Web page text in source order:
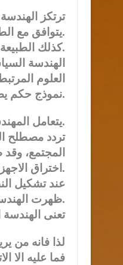
ترتكز
يتوافق مع الطبيعة العالمية والنمطية لحقوق الانسان.
كذلك الطبيعة التشاركية للسياسة بشكل يخلق معها توافق عالمي على المستويات القيمية والمؤسساتية.
الهندسة
العلوم
نموذج حكم يصلح لكل المجتمعات مهما اختلفت تنمويا، قيميا، تاريخيا، او اجتماعيا.
يتعامل المهندسون مع مشاكل المادة، لكن المهندسين الاجتماعيين يتعاملون مع مشاكل الانسان.
تردد مصطلح
المجتمع،
اختراق الاجهزة دون اختراق العقول.
عند تشكيل
ظهرت الهندسة السياسية والهندسة الديموقراطية.
تعنى
لذا فانه من
فما عليه الا